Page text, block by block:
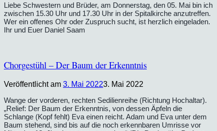
Liebe Schwestern und Brüder, am Donnerstag, den 05. Mai bin ich
zwischen 15.30 Uhr und 17.30 Uhr in der Spitalkirche anzutreffen.
Wer ein offenes Ohr oder Zuspruch sucht, ist herzlich eingeladen.
Ihr und Euer Daniel Saam
Chorgestühl – Der Baum der Erkenntnis
Veröffentlicht am 3. Mai 20223. Mai 2022
Wange der vorderen, rechten Sedilienreihe (Richtung Hochaltar).
„Relief: Der Baum der Erkenntnis, von dessen Äpfeln die
Schlange (Kopf fehlt) Eva einen reicht. Adam und Eva unter dem
Baum stehend, sind bis auf die noch erkennbaren Umrisse vor